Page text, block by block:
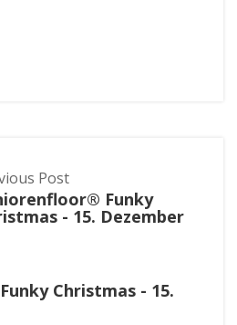
Post
Funky
- 15. Dezember
Christmas - 15.